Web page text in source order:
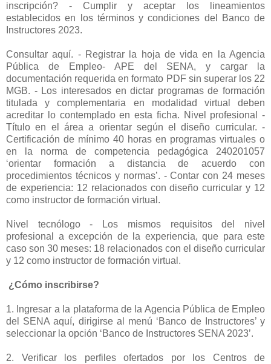
inscripción? - Cumplir y aceptar los lineamientos
establecidos en los términos y condiciones del Banco de
Instructores 2023.
Consultar aquí. - Registrar la hoja de vida en la Agencia
Pública de Empleo- APE del SENA, y cargar la
documentación requerida en formato PDF sin superar los 22
MGB. - Los interesados en dictar programas de formación
titulada y complementaria en modalidad virtual deben
acreditar lo contemplado en esta ficha. Nivel profesional -
Título en el área a orientar según el diseño curricular. -
Certificación de mínimo 40 horas en programas virtuales o
en la norma de competencia pedagógica 240201057
‘orientar formación a distancia de acuerdo con
procedimientos técnicos y normas’. - Contar con 24 meses
de experiencia: 12 relacionados con diseño curricular y 12
como instructor de formación virtual.
Nivel tecnólogo - Los mismos requisitos del nivel
profesional a excepción de la experiencia, que para este
caso son 30 meses: 18 relacionados con el diseño curricular
y 12 como instructor de formación virtual.
¿Cómo inscribirse?
1. Ingresar a la plataforma de la Agencia Pública de Empleo
del SENA aquí, dirigirse al menú ‘Banco de Instructores’ y
seleccionar la opción ‘Banco de Instructores SENA 2023’.
2. Verificar los perfiles ofertados por los Centros de